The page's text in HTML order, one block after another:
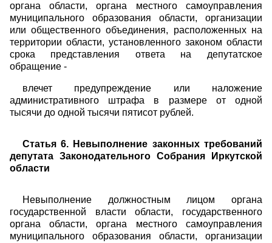
органа области, органа местного самоуправления
муниципального образования области, организации
или общественного объединения, расположенных на
территории области, установленного законом области
срока представления ответа на депутатское
обращение -
влечет предупреждение или наложение
административного штрафа в размере от одной
тысячи до одной тысячи пятисот рублей.
Статья 6. Невыполнение законных требований
депутата Законодательного Собрания Иркутской
области
Невыполнение должностным лицом органа
государственной власти области, государственного
органа области, органа местного самоуправления
муниципального образования области, организации